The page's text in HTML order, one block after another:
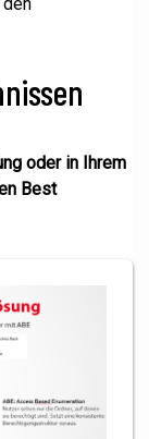
oder in Ihrem
Best